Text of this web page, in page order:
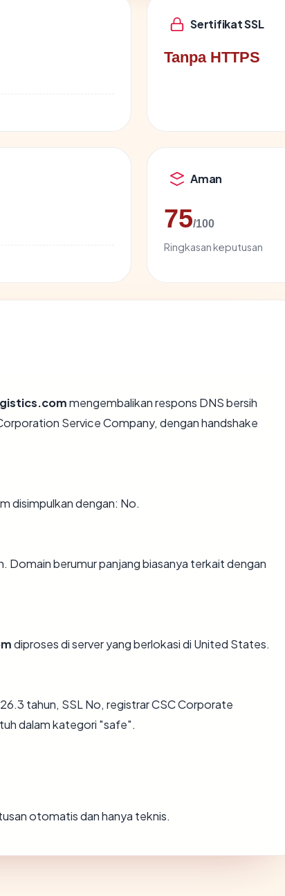
Sertifikat SSL
Tanpa HTTPS
Aman
75/100
Ringkasan keputusan
mengembalikan respons DNS bersih
Service Company, dengan handshake
disimpulkan dengan: No.
berumur panjang biasanya terkait dengan
diproses di server yang berlokasi di United States.
tahun, SSL No, registrar CSC Corporate
dalam kategori "safe".
otomatis dan hanya teknis.